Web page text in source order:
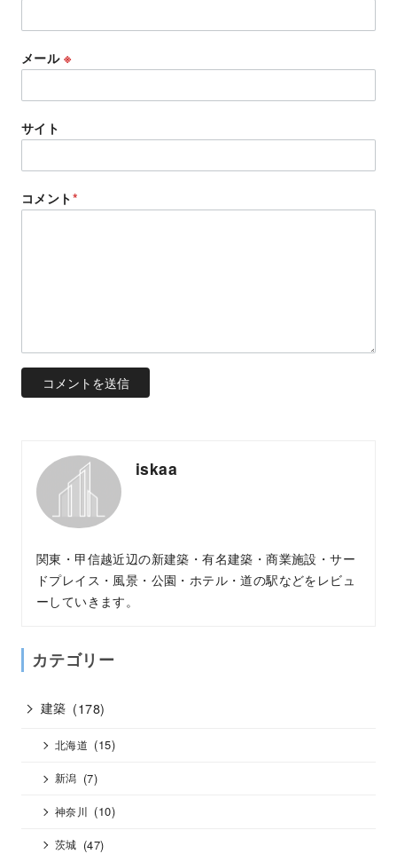
メール ※
サイト
コメント*
iskaa
関東・甲信越近辺の新建築・有名建築・商業施設・サー
ドプレイス・風景・公園・ホテル・道の駅などをレビュ
ーしていきます。
カテゴリー
建築 (178)
北海道 (15)
新潟 (7)
神奈川 (10)
茨城 (47)